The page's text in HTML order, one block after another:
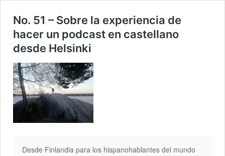
No. 51 – Sobre la experiencia de
hacer un podcast en castellano
desde Helsinki
Desde Finlandia para los hispanohablantes del mundo